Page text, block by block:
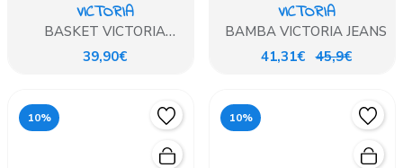
VICTORIA
BASKET VICTORIA
BLANCA
39,90€
VICTORIA
BAMBA VICTORIA JEANS
41,31€ 45,9€
10% 10%